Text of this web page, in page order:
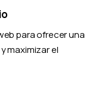
para ofrecer una
maximizar el